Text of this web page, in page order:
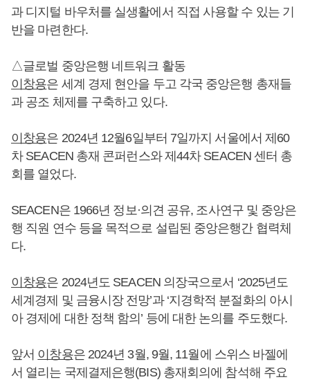
과 디지털 바우처를 실생활에서 직접 사용할 수 있는 기
반을 마련한다.
△글로벌 중앙은행 네트워크 활동
이창용은 세계 경제 현안을 두고 각국 중앙은행 총재들
과 공조 체제를 구축하고 있다.
이창용은 2024년 12월6일부터 7일까지 서울에서 제60
차 SEACEN 총재 콘퍼런스와 제44차 SEACEN 센터 총
회를 열었다.
SEACEN은 1966년 정보·의견 공유, 조사연구 및 중앙은
행 직원 연수 등을 목적으로 설립된 중앙은행간 협력체
다.
이창용은 2024년도 SEACEN 의장국으로서 ‘2025년도
세계경제 및 금융시장 전망’과 ‘지경학적 분절화의 아시
아 경제에 대한 정책 함의’ 등에 대한 논의를 주도했다.
앞서 이창용은 2024년 3월, 9월, 11월에 스위스 바젤에
서 열리는 국제결제은행(BIS) 총재회의에 참석해 주요